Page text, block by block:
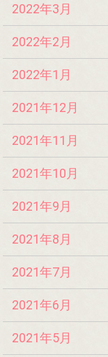
2022年3月
2022年2月
2022年1月
2021年12月
2021年11月
2021年10月
2021年9月
2021年8月
2021年7月
2021年6月
2021年5月